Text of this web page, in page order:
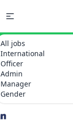
All jobs
International
Officer
Admin
Manager
Gender